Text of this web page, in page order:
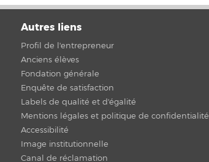
Autres liens
Profil de l'entrepreneur
Anciens élèves
Fondation générale
Enquête de satisfaction
Labels de qualité et d'égalité
Mentions légales et politique de confidentialité
Accessibilité
Image institutionnelle
Canal de réclamation